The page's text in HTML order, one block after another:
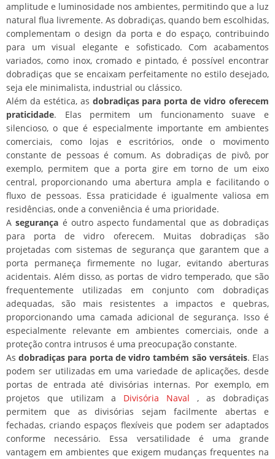
amplitude e luminosidade nos ambientes, permitindo que a luz
natural flua livremente. As dobradiças, quando bem escolhidas,
complementam o design da porta e do espaço, contribuindo
para um visual elegante e sofisticado. Com acabamentos
variados, como inox, cromado e pintado, é possível encontrar
dobradiças que se encaixam perfeitamente no estilo desejado,
seja ele minimalista, industrial ou clássico.
Além da estética, as dobradiças para porta de vidro oferecem
praticidade. Elas permitem um funcionamento suave e
silencioso, o que é especialmente importante em ambientes
comerciais, como lojas e escritórios, onde o movimento
constante de pessoas é comum. As dobradiças de pivô, por
exemplo, permitem que a porta gire em torno de um eixo
central, proporcionando uma abertura ampla e facilitando o
fluxo de pessoas. Essa praticidade é igualmente valiosa em
residências, onde a conveniência é uma prioridade.
Asegurança é outro aspecto fundamental que as dobradiças
para porta de vidro oferecem. Muitas dobradiças são
projetadas com sistemas de segurança que garantem que a
porta permaneça firmemente no lugar, evitando aberturas
acidentais. Além disso, as portas de vidro temperado, que são
frequentemente utilizadas em conjunto com dobradiças
adequadas, são mais resistentes a impactos e quebras,
proporcionando uma camada adicional de segurança. Isso é
especialmente relevante em ambientes comerciais, onde a
proteção contra intrusos é uma preocupação constante.
Asdobradiças para porta de vidro também são versáteis. Elas
podem ser utilizadas em uma variedade de aplicações, desde
portas de entrada até divisórias internas. Por exemplo, em
projetos que utilizam a Divisória Naval , as dobradiças
permitem que as divisórias sejam facilmente abertas e
fechadas, criando espaços flexíveis que podem ser adaptados
conforme necessário. Essa versatilidade é uma grande
vantagem em ambientes que exigem mudanças frequentes na